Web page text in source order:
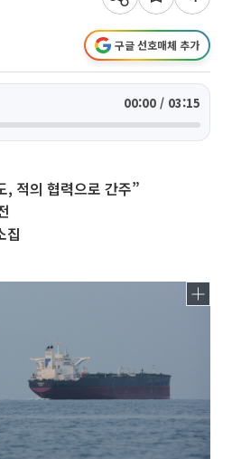
구글 선호매체 추가
00:00 / 03:15
, 적의 협력으로 간주”
집